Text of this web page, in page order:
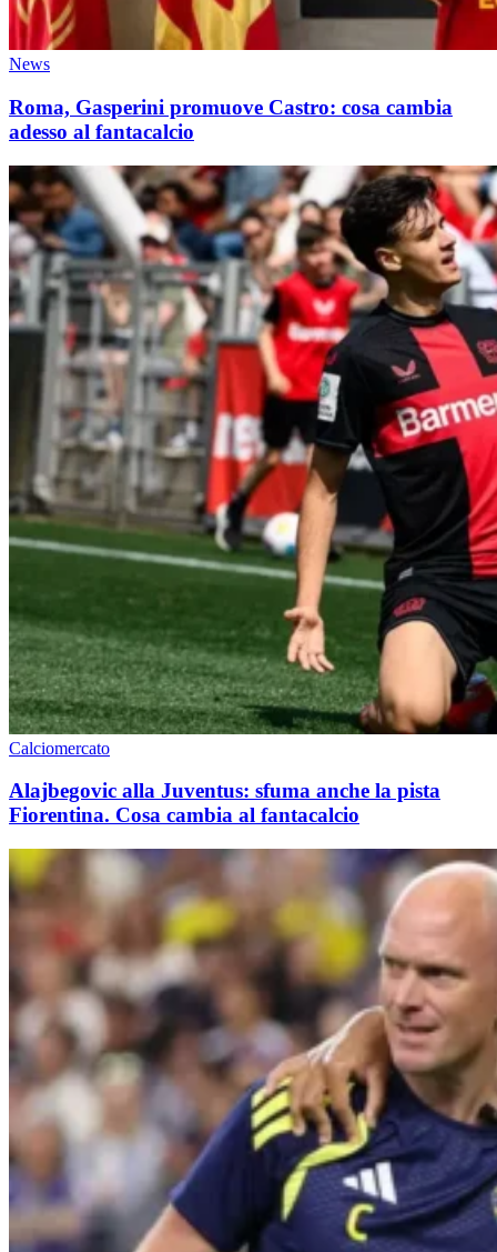
News
Roma, Gasperini promuove Castro: cosa cambia
adesso al fantacalcio
Calciomercato
Alajbegovic alla Juventus: sfuma anche la pista
Fiorentina. Cosa cambia al fantacalcio